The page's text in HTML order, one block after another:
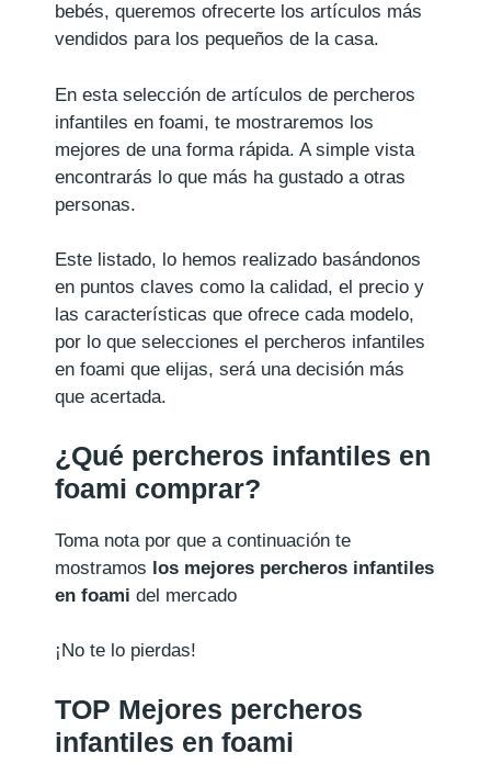
bebés, queremos ofrecerte los artículos más
vendidos para los pequeños de la casa.
En esta selección de artículos de percheros
infantiles en foami, te mostraremos los
mejores de una forma rápida. A simple vista
encontrarás lo que más ha gustado a otras
personas.
Este listado, lo hemos realizado basándonos
en puntos claves como la calidad, el precio y
las características que ofrece cada modelo,
por lo que selecciones el percheros infantiles
en foami que elijas, será una decisión más
que acertada.
¿Qué percheros infantiles en
foami comprar?
Toma nota por que a continuación te
mostramos los mejores percheros infantiles
en foami del mercado
¡No te lo pierdas!
TOP Mejores percheros
infantiles en foami